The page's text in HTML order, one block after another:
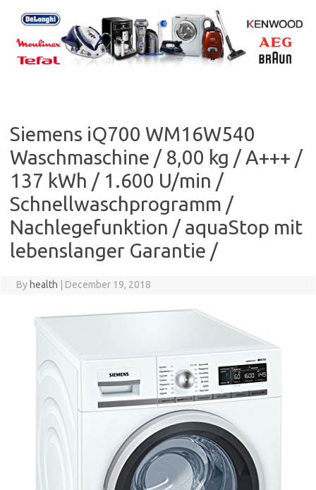
content
Siemens iQ700 WM16W540
Waschmaschine / 8,00 kg / A+++ /
137 kWh / 1.600 U/min /
Schnellwaschprogramm /
Nachlegefunktion / aquaStop mit
lebenslanger Garantie /
By health December 19, 2018